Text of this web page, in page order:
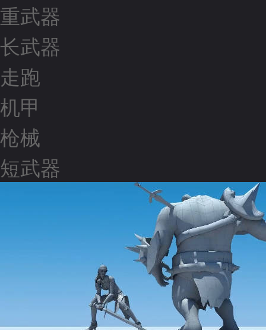
重武器
长武器
走跑
机甲
枪械
短武器